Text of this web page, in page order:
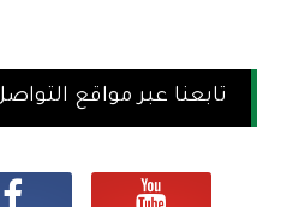
تابعنا عبر مواقع